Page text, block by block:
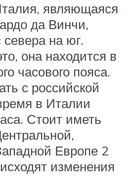
являющаяся
да Винчи,
севера на юг.
она находится в
часового пояса.
с российской
в Италии
Стоит иметь
Европе 2
изменения